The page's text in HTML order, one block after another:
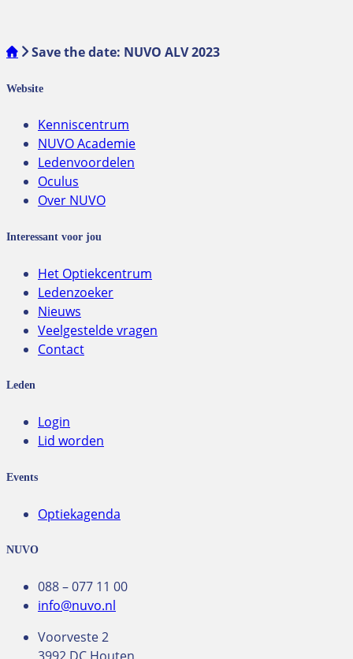
Save the date: NUVO ALV 2023
Website
Kenniscentrum
NUVO Academie
Ledenvoordelen
Oculus
Over NUVO
Interessant voor jou
Het Optiekcentrum
Ledenzoeker
Nieuws
Veelgestelde vragen
Contact
Leden
Login
Lid worden
Events
Optiekagenda
NUVO
088 – 077 11 00
info@nuvo.nl
Voorveste 2